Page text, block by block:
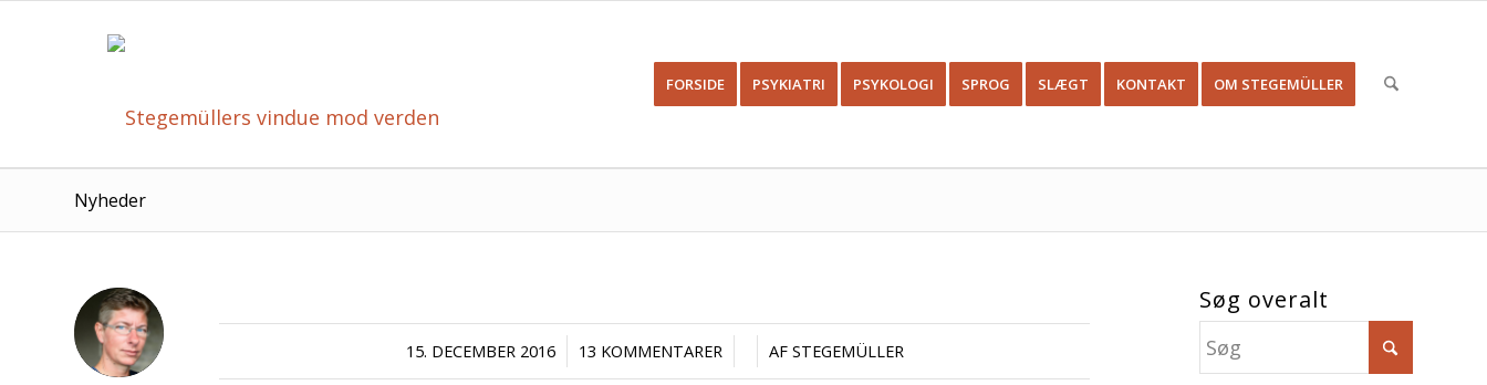
FORSIDE PSYKIATRI PSYKOLOGI SPROG SLÆGT KONTAKT OM STEGEMÜLLER
Nyheder
15. DECEMBER 2016
/ 13 KOMMENTARER
/ / AF STEGEMÜLLER
Søg overalt